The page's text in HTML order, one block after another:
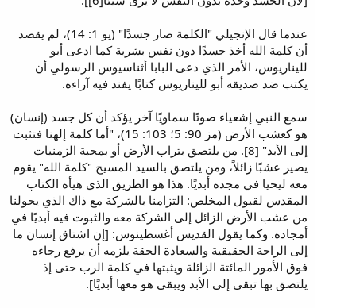
عندما قال الإنجيلي "الكلمة صار جسدًا" (يو 1: 14)، لم يقصد
أن كلمة الله أخذ جسدًا دون نفس بشرية كما ادعى أبو
لليناريوس، الأمر الذي دعى البابا أثناسيوس الرسولي أن
يكتب ضد صديقه أبو لليناريوس كتابًا يفند فيه آراءه.
سمع النبي إشعياء صوتًا سماويًا آخر يؤكد أن كل جسد (إنسان)
هو كعشب الأرض (مز 90: 5؛ 103: 15)، "أما كلمة إلهنا فتثبت
إلى الأبد" [8]. من يلتصق بتراب الأرض أو بمحبة الزمنيات
يصير عشبًا زائلاً، ومن يلتصق بالسيد المسيح "كلمة الله" يقوم
معه ليحيا في مجده أبديًا. هذا هو الطريق الذي هيأه الكتاب
المقدس لقبول المخلص: التزامنا بالشركة مع ذاك الذي يحولنا
من عشب الأرض الزائل إلى الشركة معه والثبوت فيه أبديًا في
أمجاده. وكما يقول القديس أغسطينوس: [إن اشتاق إنسان ما
إلى الراحة الحقيقية والسعادة الحقة يلزمه أن يرفع رجاءه
فوق الأمور المائتة الزائلة ويثبتها في كلمة الرب حتى إذ
يلتصق بها تبقى إلى الأبد ويبقى هو معها أبديًا].